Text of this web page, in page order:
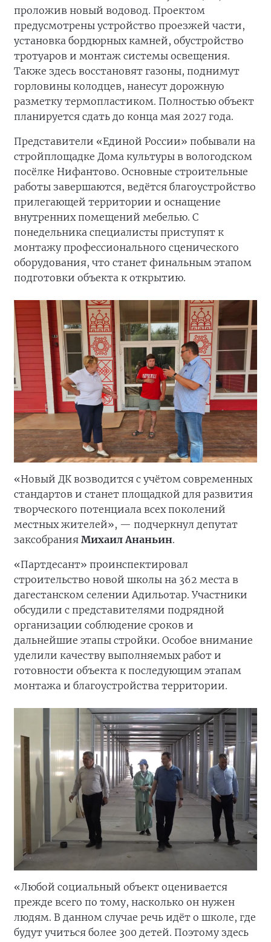
проложив новый водовод. Проектом
предусмотрены устройство проезжей части,
установка бордюрных камней, обустройство
тротуаров и монтаж системы освещения.
Также здесь восстановят газоны, поднимут
горловины колодцев, нанесут дорожную
разметку термопластиком. Полностью объект
планируется сдать до конца мая 2027 года.
Представители «Единой России» побывали на
стройплощадке Дома культуры в вологодском
посёлке Нифантово. Основные строительные
работы завершаются, ведётся благоустройство
прилегающей территории и оснащение
внутренних помещений мебелью. С
понедельника специалисты приступят к
монтажу профессионального сценического
оборудования, что станет финальным этапом
подготовки объекта к открытию.
«Новый ДК возводится с учётом современных
стандартов и станет площадкой для развития
творческого потенциала всех поколений
местных жителей», — подчеркнул депутат
заксобрания Михаил Ананьин.
«Партдесант» проинспектировал
строительство новой школы на 362 места в
дагестанском селении Адильотар. Участники
обсудили с представителями подрядной
организации соблюдение сроков и
дальнейшие этапы стройки. Особое внимание
уделили качеству выполняемых работ и
готовности объекта к последующим этапам
монтажа и благоустройства территории.
«Любой социальный объект оценивается
прежде всего по тому, насколько он нужен
людям. В данном случае речь идёт о школе, где
будут учиться более 300 детей. Поэтому здесь